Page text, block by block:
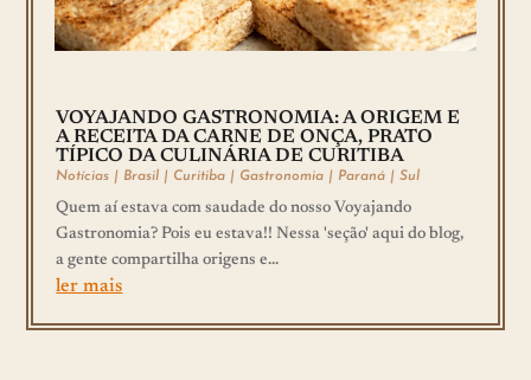
VOYAJANDO GASTRONOMIA: A ORIGEM E
A RECEITA DA CARNE DE ONÇA, PRATO
TÍPICO DA CULINÁRIA DE CURITIBA
Notícias | Brasil | Curitiba | Gastronomia | Paraná |Sul
Quem aí estava com saudade do nosso Voyajando
Gastronomia? Pois eu estava!! Nessa 'seção' aqui do blog,
a gente compartilha origens e...
ler mais